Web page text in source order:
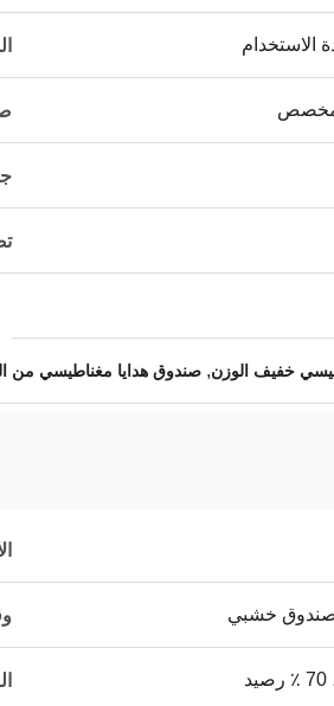
الاستخدام
خفيف الوزن, صندوق هدايا مغناطيسي من
صندوق خشبي